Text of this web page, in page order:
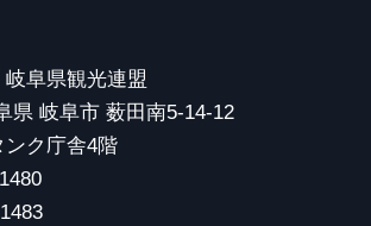
阜県観光連盟
県 岐阜市 薮田南5-14-12
ク庁舎4階